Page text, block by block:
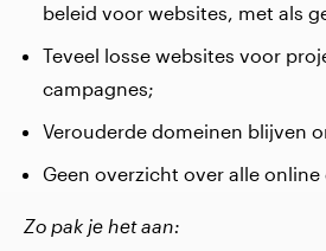
beleid voor websites, met als
Teveel losse websites voor
campagnes;
Verouderde domeinen blijven
Geen overzicht over alle online
Zo pak je het aan: